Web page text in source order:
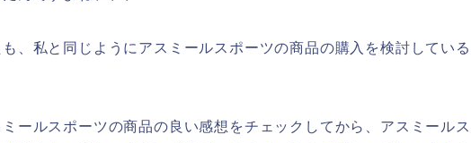
、私と同じようにアスミールスポーツの商品の購入を検討している
ールスポーツの商品の良い感想をチェックしてから、アスミールス